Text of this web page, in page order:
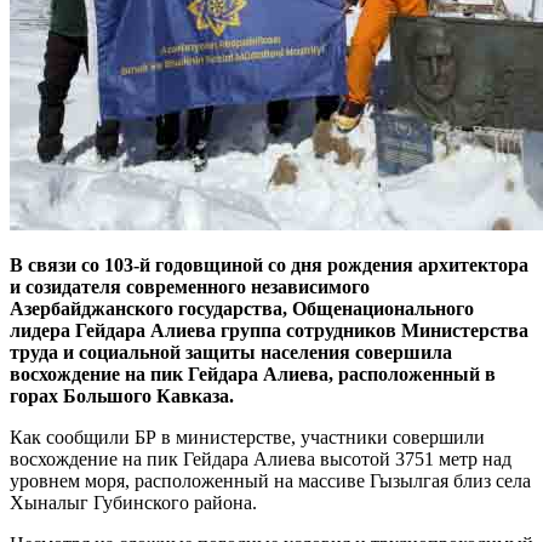
В связи со 103-й годовщиной со дня рождения архитектора
и созидателя современного независимого
Азербайджанского государства, Общенационального
лидера Гейдара Алиева группа сотрудников Министерства
труда и социальной защиты населения совершила
восхождение на пик Гейдара Алиева, расположенный в
горах Большого Кавказа.
Как сообщили БР в министерстве, участники совершили
восхождение на пик Гейдара Алиева высотой 3751 метр над
уровнем моря, расположенный на массиве Гызылгая близ села
Хыналыг Губинского района.